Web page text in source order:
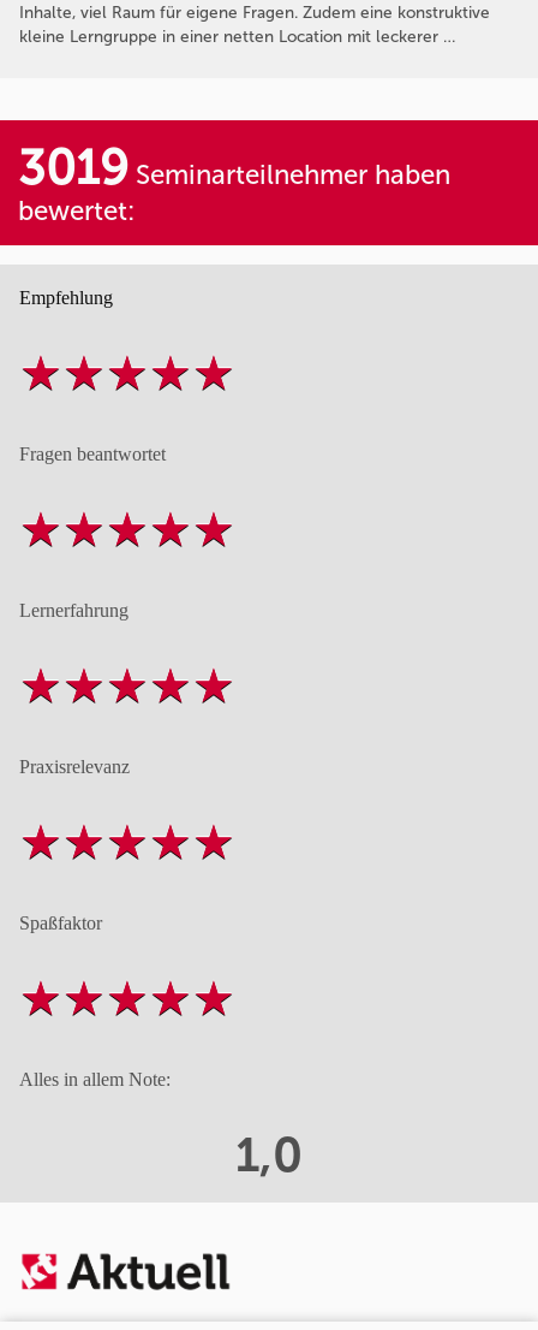
Inhalte, viel Raum für eigene Fragen. Zudem eine konstruktive
kleine Lerngruppe in einer netten Location mit leckerer …
3019 Seminarteilnehmer haben
bewertet:
Empfehlung
Fragen beantwortet
Lernerfahrung
Praxisrelevanz
Spaßfaktor
Alles in allem Note:
1,0